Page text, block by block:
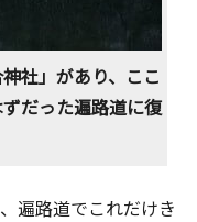
社」があり、ここ
だった遍路道に復
遍路道でこれだけき